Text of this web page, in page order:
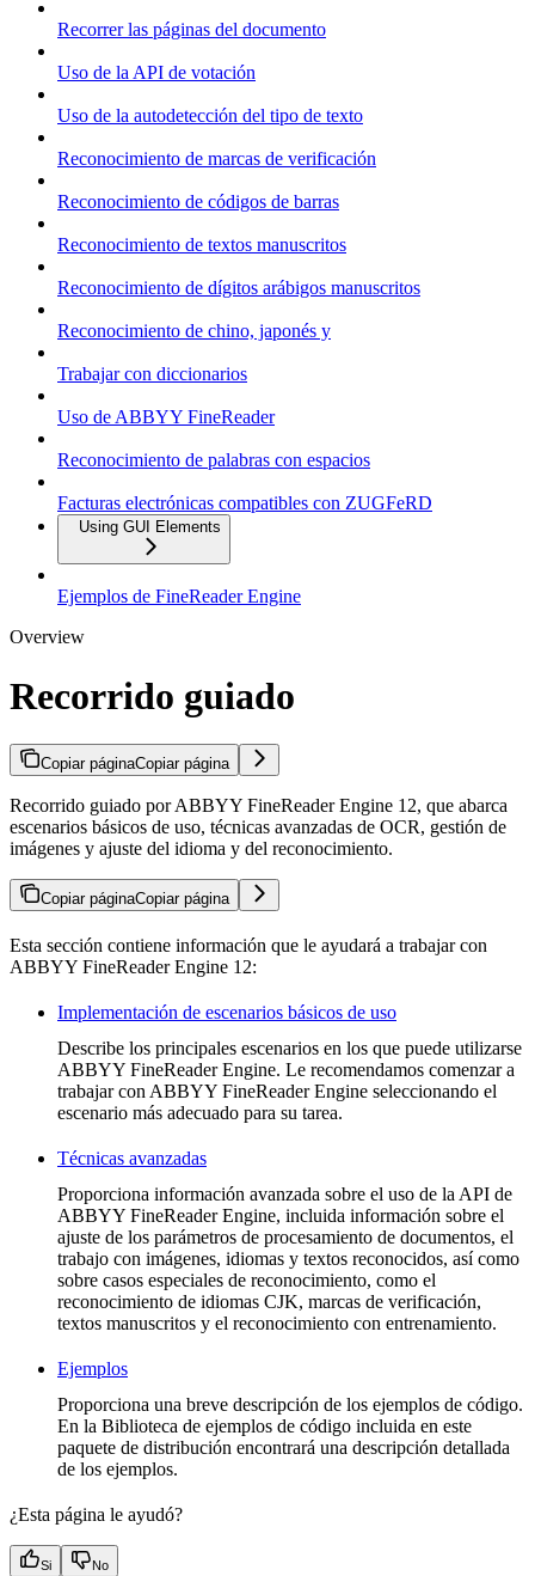
Recorrer las páginas del documento
Uso de la API de votación
Uso de la autodetección del tipo de texto
Reconocimiento de marcas de verificación
Reconocimiento de códigos de barras
Reconocimiento de textos manuscritos
Reconocimiento de dígitos arábigos manuscritos
Reconocimiento de chino, japonés y
Trabajar con diccionarios
Uso de ABBYY FineReader
Reconocimiento de palabras con espacios
Facturas electrónicas compatibles con ZUGFeRD
Using GUI Elements
Ejemplos de FineReader Engine
Overview
Recorrido guiado
Copiar páginaCopiar página
Recorrido guiado por ABBYY FineReader Engine 12, que abarca
escenarios básicos de uso, técnicas avanzadas de OCR, gestión de
imágenes y ajuste del idioma y del reconocimiento.
Copiar páginaCopiar página
Esta sección contiene información que le ayudará a trabajar con
ABBYY FineReader Engine 12:
Implementación de escenarios básicos de uso
Describe los principales escenarios en los que puede utilizarse
ABBYY FineReader Engine. Le recomendamos comenzar a
trabajar con ABBYY FineReader Engine seleccionando el
escenario más adecuado para su tarea.
Técnicas avanzadas
Proporciona información avanzada sobre el uso de la API de
ABBYY FineReader Engine, incluida información sobre el
ajuste de los parámetros de procesamiento de documentos, el
trabajo con imágenes, idiomas y textos reconocidos, así como
sobre casos especiales de reconocimiento, como el
reconocimiento de idiomas CJK, marcas de verificación,
textos manuscritos y el reconocimiento con entrenamiento.
Ejemplos
Proporciona una breve descripción de los ejemplos de código.
En la Biblioteca de ejemplos de código incluida en este
paquete de distribución encontrará una descripción detallada
de los ejemplos.
¿Esta página le ayudó?
Si No